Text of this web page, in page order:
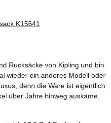
Rucksäcke von Kipling und bin
wieder ein anderes Modell oder
denn die Ware ist eigentlich
über Jahre hinweg auskäme.